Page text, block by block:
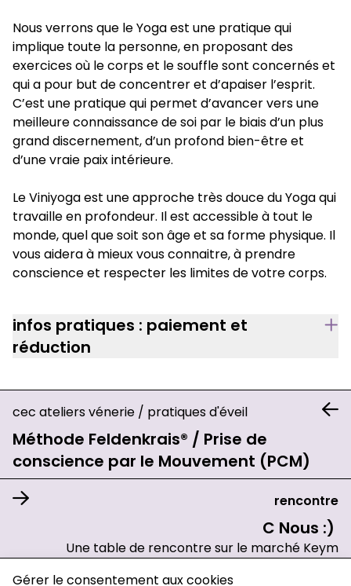
Gérer le consentement aux cookies
Nous verrons que le Yoga est une pratique qui
implique toute la personne, en proposant des
exercices où le corps et le souffle sont concernés et
qui a pour but de concentrer et d’apaiser l’esprit.
C’est une pratique qui permet d’avancer vers une
meilleure connaissance de soi par le biais d’un plus
grand discernement, d’un profond bien-être et
d’une vraie paix intérieure.
Le Viniyoga est une approche très douce du Yoga qui
travaille en profondeur. Il est accessible à tout le
monde, quel que soit son âge et sa forme physique. Il
vous aidera à mieux vous connaitre, à prendre
conscience et respecter les limites de votre corps.
infos pratiques : paiement et
réduction
cec ateliers vénerie / pratiques d'éveil
Méthode Feldenkrais® / Prise de
conscience par le Mouvement (PCM)
rencontre
C Nous :)
Une table de rencontre sur le marché Keym
charte de confidentialité